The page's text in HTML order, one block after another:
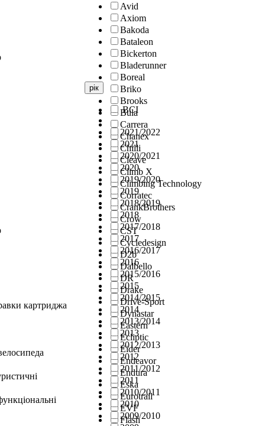
Avid
Axiom
Bakoda
Bataleon
Bickerton
Bladerunner
Boreal
Briko
Brooks
Bula
Carrera
Chanex
Chilli
Cleave
Climb X
Climbing Technology
Corratec
CrankBrothers
Crow
CST
Cycledesign
D2b
Dalbello
DR
Drake
Drive-Sport
Dynastar
Eastern
Ecliptic
Eider
Endeavor
Endura
Eska
Eurotrail
EVF
Flash
рік
ВСІ
2021/2022
2021
2020/2021
2020
2019/2020
2019
2018/2019
2018
2017/2018
2017
2016/2017
2016
2015/2016
2015
2014/2015
2014
2013/2014
2013
2012/2013
2012
2011/2012
2011
2010/2011
2010
2009/2010
картриджа